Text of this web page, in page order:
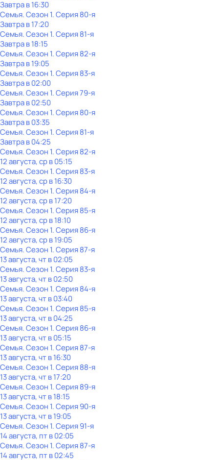
Завтра в 16:30
Семья. Сезон 1. Серия 80-я
Завтра в 17:20
Семья. Сезон 1. Серия 81-я
Завтра в 18:15
Семья. Сезон 1. Серия 82-я
Завтра в 19:05
Семья. Сезон 1. Серия 83-я
Завтра в 02:00
Семья. Сезон 1. Серия 79-я
Завтра в 02:50
Семья. Сезон 1. Серия 80-я
Завтра в 03:35
Семья. Сезон 1. Серия 81-я
Завтра в 04:25
Семья. Сезон 1. Серия 82-я
12 августа, ср в 05:15
Семья. Сезон 1. Серия 83-я
12 августа, ср в 16:30
Семья. Сезон 1. Серия 84-я
12 августа, ср в 17:20
Семья. Сезон 1. Серия 85-я
12 августа, ср в 18:10
Семья. Сезон 1. Серия 86-я
12 августа, ср в 19:05
Семья. Сезон 1. Серия 87-я
13 августа, чт в 02:05
Семья. Сезон 1. Серия 83-я
13 августа, чт в 02:50
Семья. Сезон 1. Серия 84-я
13 августа, чт в 03:40
Семья. Сезон 1. Серия 85-я
13 августа, чт в 04:25
Семья. Сезон 1. Серия 86-я
13 августа, чт в 05:15
Семья. Сезон 1. Серия 87-я
13 августа, чт в 16:30
Семья. Сезон 1. Серия 88-я
13 августа, чт в 17:20
Семья. Сезон 1. Серия 89-я
13 августа, чт в 18:15
Семья. Сезон 1. Серия 90-я
13 августа, чт в 19:05
Семья. Сезон 1. Серия 91-я
14 августа, пт в 02:05
Семья. Сезон 1. Серия 87-я
14 августа, пт в 02:45